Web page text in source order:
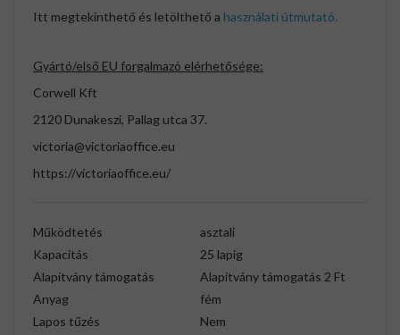
Itt megtekinthető és letölthető a használati útmutató.
Gyártó/első EU forgalmazó elérhetősége:
Corwell Kft
2120 Dunakeszi, Pallag utca 37.
victoria@victoriaoffice.eu
https://victoriaoffice.eu/
Működtetés
asztali
Kapacitás
25 lapig
Alapítvány támogatás
Alapítvány támogatás 2 Ft
Anyag
fém
Lapos tűzés
Nem